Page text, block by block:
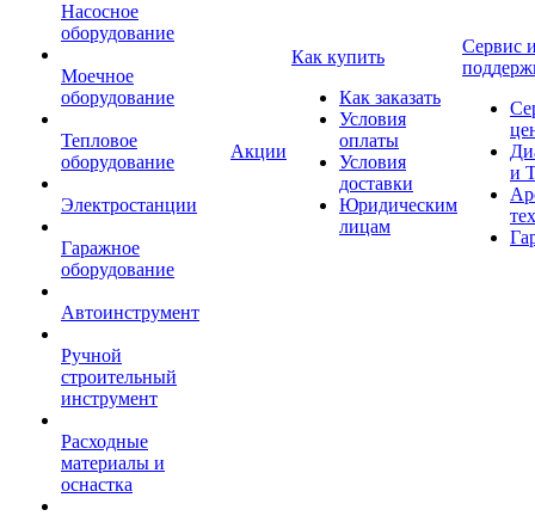
Насосное
оборудование
Моечное
оборудование
Тепловое
оборудование
Электростанции
Гаражное
оборудование
Автоинструмент
Ручной
строительный
инструмент
Расходные
материалы и
оснастка
Акции
Как купить
Как заказать
Условия
оплаты
Условия
доставки
Юридическим
лицам
Сервис
и